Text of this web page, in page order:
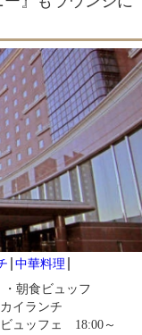
中華料理
朝食ビュッフ
スカイランチ
ビュッフェ 18:00～